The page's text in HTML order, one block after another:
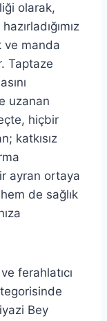
olarak,
ve manda
Taptaze
uzanan
hiçbir
katkısız
ayran ortaya
de sağlık
ferahlatıcı
Bey